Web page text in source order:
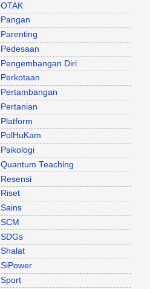
OTAK
Pangan
Parenting
Pedesaan
Pengembangan Diri
Perkotaan
Pertambangan
Pertanian
Platform
PolHuKam
Psikologi
Quantum Teaching
Resensi
Riset
Sains
SCM
SDGs
Shalat
SiPower
Sport